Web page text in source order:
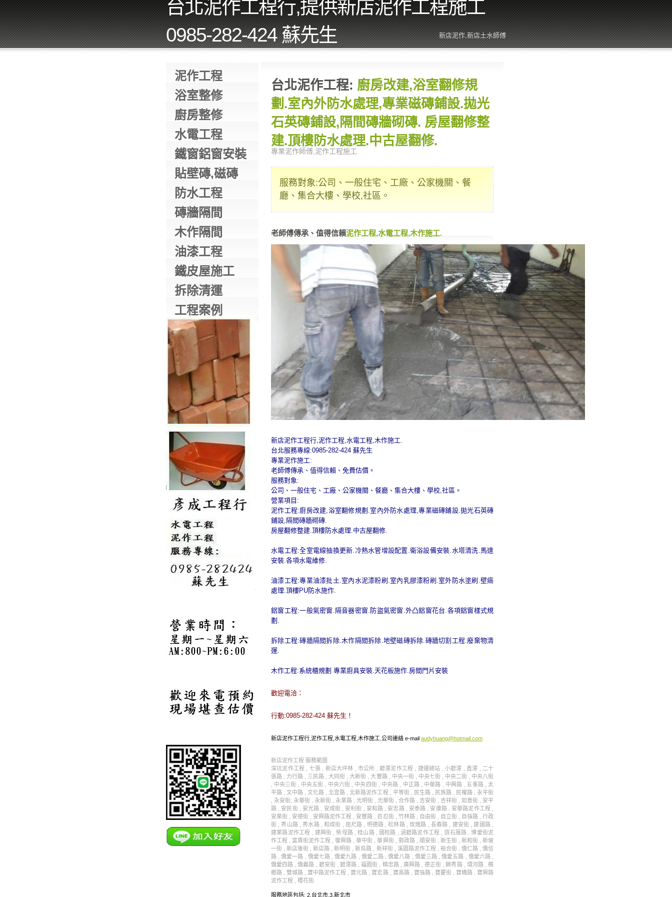
台北泥作工程行,提供新店泥作工程施工
0985-282-424 蘇先生
新店泥作,新店土水師傅
泥作工程
浴室整修
廚房整修
水電工程
鐵窗鋁窗安裝
貼壁磚,磁磚
防水工程
磚牆隔間
木作隔間
油漆工程
鐵皮屋施工
拆除清運
工程案例
台北泥作工程: 廚房改建,浴室翻修規
劃.室內外防水處理,專業磁磚鋪設.拋光
石英磚鋪設,隔間磚牆砌磚. 房屋翻修整
建.頂樓防水處理.中古屋翻修.
專業泥作師傅,泥作工程施工
服務對象:公司、一般住宅、工廠、公家機關、餐
廳、集合大樓、學校,社區。
老師傅傳承、值得信賴泥作工程,水電工程,木作施工.
新店泥作工程行,泥作工程,水電工程,木作施工.
台北服務專線:0985-282-424 蘇先生
專業泥作施工:
老師傅傳承、值得信賴、免費估價。
服務對象:
公司、一般住宅、工廠、公家機關、餐廳、集合大樓、學校,社區。
營業項目:
泥作工程:廚房改建,浴室翻修規劃.室內外防水處理,專業磁磚鋪設.拋光石英磚
鋪設,隔間磚牆砌磚.
房屋翻修整建.頂樓防水處理.中古屋翻修.
水電工程:全室電線抽換更新.冷熱水管增設配置.衛浴設備安裝.水塔清洗.馬達
安裝.各項水電維修.
油漆工程:專業油漆批土.室內水泥漆粉刷.室內乳膠漆粉刷.室外防水塗刷.壁癌
處理.頂樓PU防水施作.
鋁窗工程:一般氣密窗.隔音器密窗.防盜氣密窗.外凸鋁窗花台.各項鋁窗樣式規
劃.
拆除工程:磚牆隔間拆除.木作隔間拆除.地壁磁磚拆除.磚牆切割工程.廢棄物清
運.
木作工程:系統櫃規劃 專業廚具安裝.天花板施作.房間門片安裝
歡迎電洽：
行動:0985-282-424 蘇先生！
新店泥作工程行,泥作工程,水電工程,木作施工.公司連絡 e-mail audyhuang@hotmail.com
新店泥作工程 服務範圍
深坑泥作工程 , 七張 , 新店大坪林 , 市公所 , 碧潭泥作工程 , 捷運總站 , 小碧潭 , 直潭 , 二十
張路 , 力行路 , 三民路 , 大同街 , 大新街 , 大豐路 , 中央一街 , 中央七街 , 中央二街 , 中央八街
, 中央三街 , 中央五街 , 中央六街 , 中央四街 , 中央路 , 中正路 , 中華路 , 中興路 , 五峯路 , 太
平路 , 文中路 , 文化路 , 北宜路 , 北新路泥作工程 , 平等街 , 民生路 , 民族路 , 民權路 , 永平街
, 永安街, 永華街 , 永新街 , 永業路 , 光明街 , 光華街 , 合作路 , 吉安街 , 吉祥街 , 如意街 , 安平
路 , 安民街 , 安光路 , 安成街 , 安利街 , 安和路 , 安忠路 , 安泰路 , 安康路 , 安華路泥作工程 ,
安業街 , 安德街 , 安興路泥作工程 , 安豐路 , 百忍街 , 竹林路 , 自由街 , 自立街 , 自強路 , 行政
街 , 秀山路 , 秀水路 , 和成街 , 屈尺路 , 明德路 , 松林路 , 玫瑰路 , 長春路 , 建安街 , 建國路 ,
建業路泥作工程 , 建興街 , 柴埕路 , 桂山路 , 國校路 , 涵碧路泥作工程 , 頂石厝路 , 博愛街泥
作工程 , 富貴街泥作工程 , 復興路 , 華中街 , 華興街 , 郵政路 , 順安街 , 新生街 , 新和街 , 新坡
一街 , 新店後街 , 新店路 , 新明街 , 新烏路 , 新祥街 , 溪園路泥作工程 , 裕合街 , 僑仁路 , 僑信
路 , 僑愛一路 , 僑愛七路 , 僑愛九路 , 僑愛二路 , 僑愛八路 , 僑愛三路 , 僑愛五路 , 僑愛六路 ,
僑愛四路 , 僑義路 , 碧安街 , 碧潭路 , 福園街 , 精忠路 , 廣興路 , 德正街 , 錦秀路 , 環河路 , 檳
榔路 , 雙城路 , 寶中路泥作工程 , 寶元路 , 寶宏路 , 寶高路 , 寶強路 , 寶慶街 , 寶橋路 , 寶興路
泥作工程 , 櫻花街
服務地區包括: 2. 台北市 ,3. 新北市